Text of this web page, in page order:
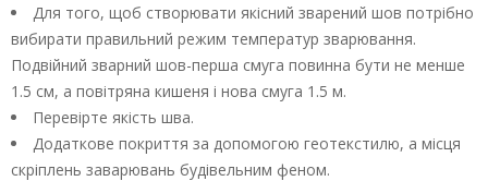
Для того, щоб створювати якісний зварений шов потрібно
вибирати правильний режим температур зварювання.
Подвійний зварний шов-перша смуга повинна бути не менше
1.5 см, а повітряна кишеня і нова смуга 1.5 м.
Перевірте якість шва.
Додаткове покриття за допомогою геотекстилю, а місця
скріплень заварювань будівельним феном.